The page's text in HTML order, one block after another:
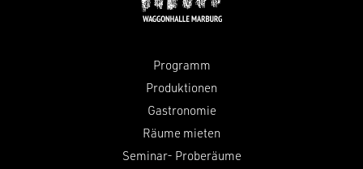
Programm
Produktionen
Gastronomie
Räume mieten
Seminar- Proberäume